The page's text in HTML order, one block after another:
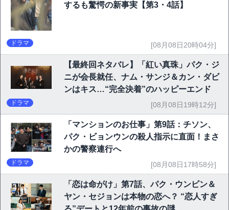
するも驚愕の新事実【第3・4話】
ドラマ [08月08日20時04分]
【最終回ネタバレ】「紅い真珠」パク・ジ
ニが会長就任、ナム・サンジ＆カン・ダビ
ンはキス…“完全決着”のハッピーエンド
ドラマ [08月08日19時12分]
「マンションのお仕事」第9話：チソン、
パク・ビョンウンの殺人指示に直面！まさ
かの警察連行へ
ドラマ [08月08日17時58分]
「恋は命がけ」第7話、パク・ウンビン＆
ヤン・セジョンは本物の恋へ？ “恋人すぎ